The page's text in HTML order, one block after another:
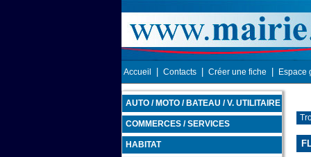
Accueil Contacts Créer une fiche Espace
AUTO / MOTO / BATEAU / V. UTILITAIRE
COMMERCES / SERVICES
HABITAT